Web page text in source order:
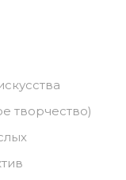
творчество)